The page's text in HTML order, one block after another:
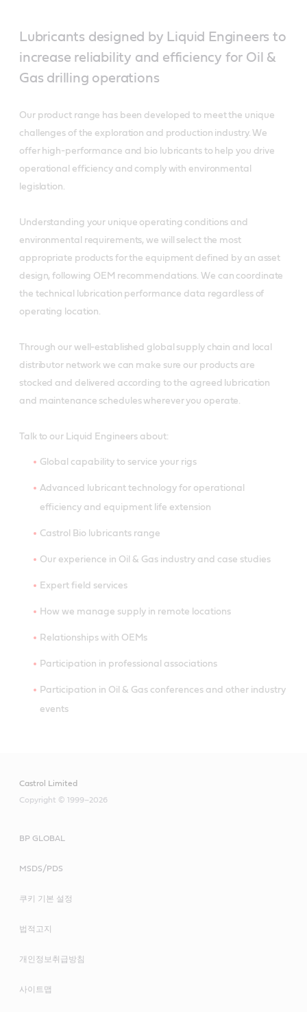
Lubricants designed by Liquid Engineers to
increase reliability and efficiency for Oil &
Gas drilling operations
Our product range has been developed to meet the unique
challenges of the exploration and production industry. We
offer high-performance and bio lubricants to help you drive
operational efficiency and comply with environmental
legislation.
Understanding your unique operating conditions and
environmental requirements, we will select the most
appropriate products for the equipment defined by an asset
design, following OEM recommendations. We can coordinate
the technical lubrication performance data regardless of
operating location.
Through our well-established global supply chain and local
distributor network we can make sure our products are
stocked and delivered according to the agreed lubrication
and maintenance schedules wherever you operate.
Talk to our Liquid Engineers about:
Global capability to service your rigs
Advanced lubricant technology for operational
efficiency and equipment life extension
Castrol Bio lubricants range
Our experience in Oil & Gas industry and case studies
Expert field services
How we manage supply in remote locations
Relationships with OEMs
Participation in professional associations
Participation in Oil & Gas conferences and other industry
events
Castrol Limited
Copyright © 1999–2026
BP GLOBAL
MSDS/PDS
쿠키 기본 설정
법적고지
개인정보취급방침
사이트맵